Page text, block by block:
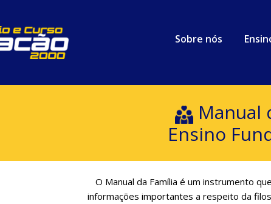
Sobre nós
Manual
Ensino
O Manual da Família é um instrumento
informações importantes a respeito da